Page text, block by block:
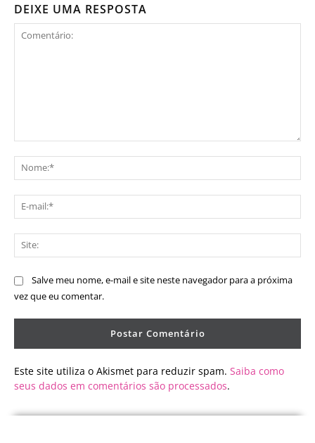
DEIXE UMA RESPOSTA
Salve meu nome, e-mail e site neste navegador para a próxima
vez que eu comentar.
Este site utiliza o Akismet para reduzir spam. Saiba como
seus dados em comentários são processados.